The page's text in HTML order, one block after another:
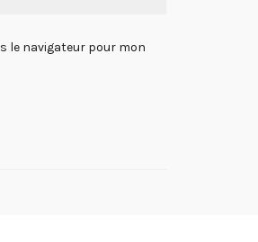
le navigateur pour mon